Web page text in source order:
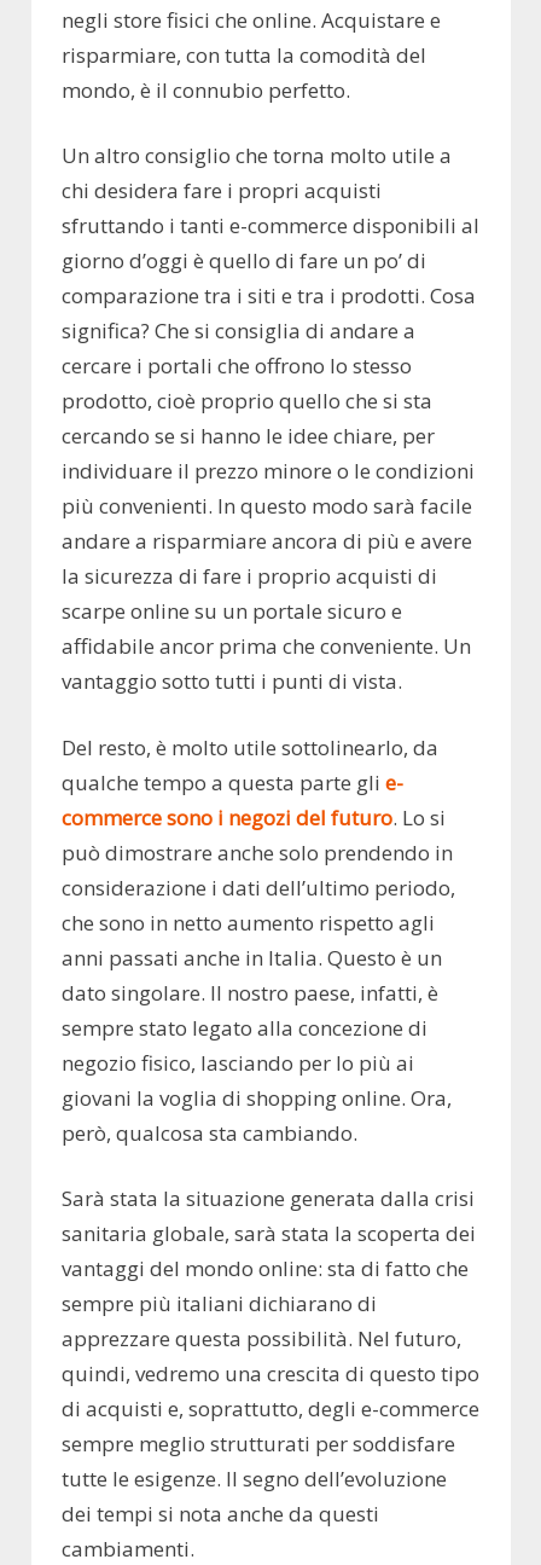
negli store fisici che online. Acquistare e
risparmiare, con tutta la comodità del
mondo, è il connubio perfetto.
Un altro consiglio che torna molto utile a
chi desidera fare i propri acquisti
sfruttando i tanti e-commerce disponibili al
giorno d’oggi è quello di fare un po’ di
comparazione tra i siti e tra i prodotti. Cosa
significa? Che si consiglia di andare a
cercare i portali che offrono lo stesso
prodotto, cioè proprio quello che si sta
cercando se si hanno le idee chiare, per
individuare il prezzo minore o le condizioni
più convenienti. In questo modo sarà facile
andare a risparmiare ancora di più e avere
la sicurezza di fare i proprio acquisti di
scarpe online su un portale sicuro e
affidabile ancor prima che conveniente. Un
vantaggio sotto tutti i punti di vista.
Del resto, è molto utile sottolinearlo, da
qualche tempo a questa parte gli e-
commerce sono i negozi del futuro. Lo si
può dimostrare anche solo prendendo in
considerazione i dati dell’ultimo periodo,
che sono in netto aumento rispetto agli
anni passati anche in Italia. Questo è un
dato singolare. Il nostro paese, infatti, è
sempre stato legato alla concezione di
negozio fisico, lasciando per lo più ai
giovani la voglia di shopping online. Ora,
però, qualcosa sta cambiando.
Sarà stata la situazione generata dalla crisi
sanitaria globale, sarà stata la scoperta dei
vantaggi del mondo online: sta di fatto che
sempre più italiani dichiarano di
apprezzare questa possibilità. Nel futuro,
quindi, vedremo una crescita di questo tipo
di acquisti e, soprattutto, degli e-commerce
sempre meglio strutturati per soddisfare
tutte le esigenze. Il segno dell’evoluzione
dei tempi si nota anche da questi
cambiamenti.